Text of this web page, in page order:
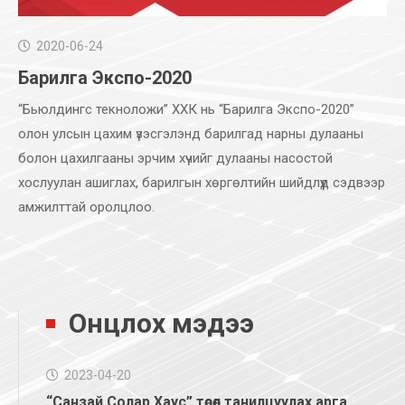
2020-06-24
Барилга Экспо-2020
“Бьюлдингс текноложи’’ ХХК нь “Барилга Экспо-2020”
олон улсын цахим үзэсгэлэнд барилгад нарны дулааны
болон цахилгааны эрчим хүчийг дулааны насостой
хослуулан ашиглах, барилгын хөргөлтийн шийдлүүд сэдвээр
амжилттай оролцлоо.
Онцлох мэдээ
2023-04-20